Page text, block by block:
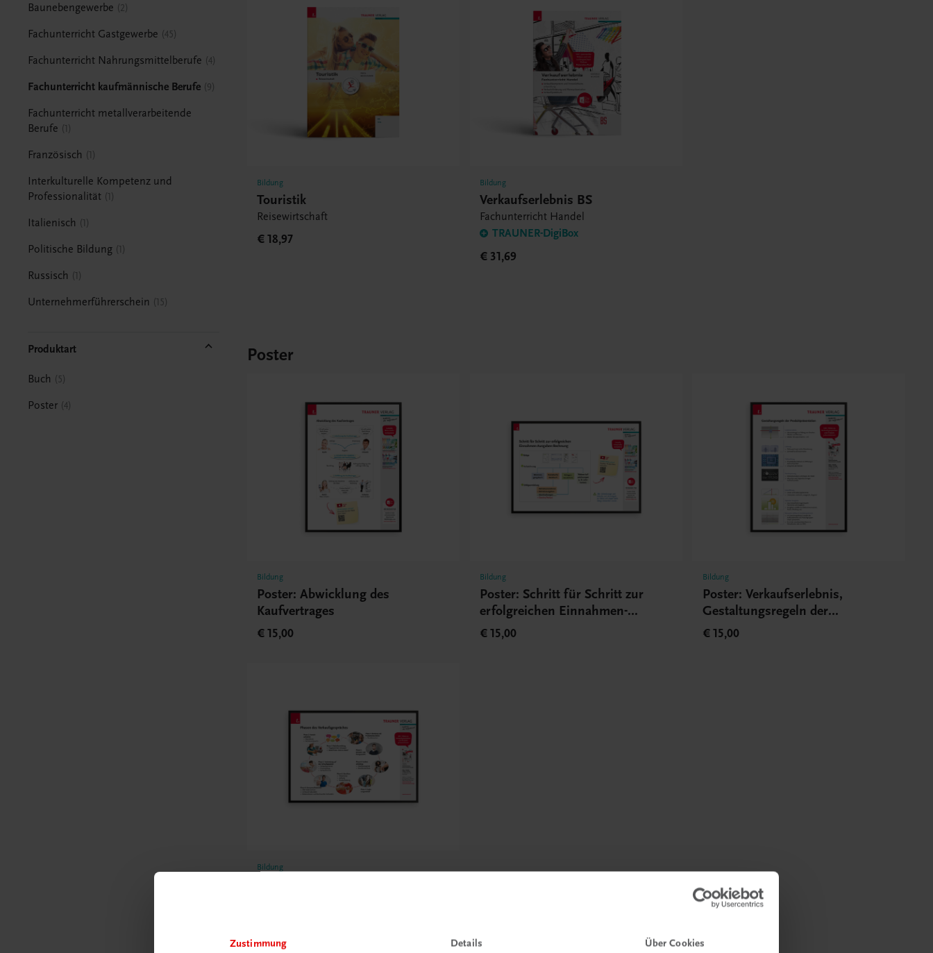
Zustimmung Details Über Cookies
Baunebengewerbe
2
Fachunterricht Gastgewerbe 45
Fachunterricht Nahrungsmittelberufe 4
Fachunterricht kaufmännische Berufe 9
Fachunterricht metallverarbeitende
Berufe
1
Französisch 1
Interkulturelle Kompetenz und
Professionalität 1
Italienisch 1
Politische Bildung 1
Russisch 1
Unternehmerführerschein 15
Produktart
Buch 5
Poster 4
Bildung
Touristik
Reisewirtschaft
€ 18,97
Bildung
Verkaufserlebnis BS
Fachunterricht Handel
TRAUNER-DigiBox
€ 31,69
Poster
Bildung
Poster: Abwicklung des
Kaufvertrages
€ 15,00
Bildung
Poster: Schritt für Schritt zur
erfolgreichen Einnahmen-
Ausgaben-Rechnung
€ 15,00
Bildung
Poster: Verkaufserlebnis,
Gestaltungsregeln der
Produktpräsentation
€ 15,00
Bildung